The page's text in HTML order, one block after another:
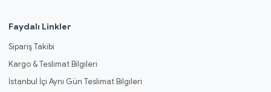
Faydalı Linkler
Sipariş Takibi
Kargo & Teslimat Bilgileri
İstanbul İçi Aynı Gün Teslimat Bilgileri